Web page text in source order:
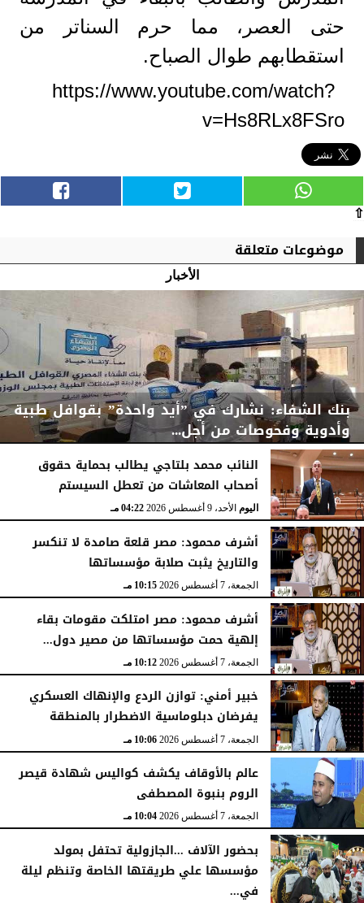
حتى العصر، مما حرم السناتر من
استقطابهم طوال الصباح.
https://www.youtube.com/watch?
v=Hs8RLx8FSro
⇧
موضوعات متعلقة
الأخبار
بنك الشفاء: نشارك في ”أيد واحدة” بقوافل طبية
وأدوية وفحوصات من أجل...
اليومالأحد، 9 أغسطس 2026 04:33 مـ
النائب محمد بلتاجي يطالب بحماية حقوق
أصحاب المعاشات من تعطل السيستم
اليومالأحد، 9 أغسطس 2026 04:22 مـ
أشرف محمود: مصر قلعة صامدة لا تنكسر
والتاريخ يثبت صلابة مؤسساتها
الجمعة، 7 أغسطس 2026 10:15 مـ
أشرف محمود: مصر امتلكت مقومات بقاء
إلهية حمت مؤسساتها من مصير دول...
الجمعة، 7 أغسطس 2026 10:12 مـ
خبير أمني: توازن الردع والإنهاك العسكري
يفرضان دبلوماسية الاضطرار بالمنطقة
الجمعة، 7 أغسطس 2026 10:06 مـ
عالم بالأوقاف يكشف كواليس شهادة قيصر
الروم بنبوة المصطفى
الجمعة، 7 أغسطس 2026 10:04 مـ
بحضور الآلاف ...الجازولية تحتفل بمولد
مؤسسها علي طريقتها الخاصة وتنظم ليلة
في...